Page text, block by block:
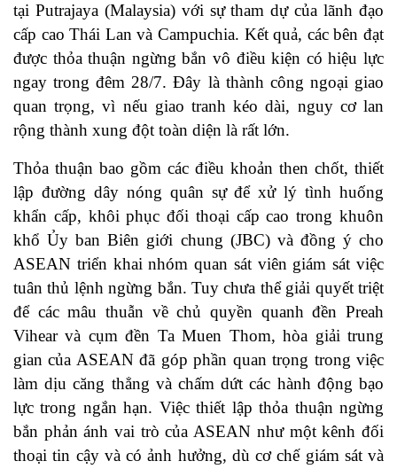
tại Putrajaya (Malaysia) với sự tham dự của lãnh đạo
cấp cao Thái Lan và Campuchia. Kết quả, các bên đạt
được thỏa thuận ngừng bắn vô điều kiện có hiệu lực
ngay trong đêm 28/7. Đây là thành công ngoại giao
quan trọng, vì nếu giao tranh kéo dài, nguy cơ lan
rộng thành xung đột toàn diện là rất lớn.
Thỏa thuận bao gồm các điều khoản then chốt, thiết
lập đường dây nóng quân sự để xử lý tình huống
khẩn cấp, khôi phục đối thoại cấp cao trong khuôn
khổ Ủy ban Biên giới chung (JBC) và đồng ý cho
ASEAN triển khai nhóm quan sát viên giám sát việc
tuân thủ lệnh ngừng bắn. Tuy chưa thể giải quyết triệt
để các mâu thuẫn về chủ quyền quanh đền Preah
Vihear và cụm đền Ta Muen Thom, hòa giải trung
gian của ASEAN đã góp phần quan trọng trong việc
làm dịu căng thẳng và chấm dứt các hành động bạo
lực trong ngắn hạn. Việc thiết lập thỏa thuận ngừng
bắn phản ánh vai trò của ASEAN như một kênh đối
thoại tin cậy và có ảnh hưởng, dù cơ chế giám sát và